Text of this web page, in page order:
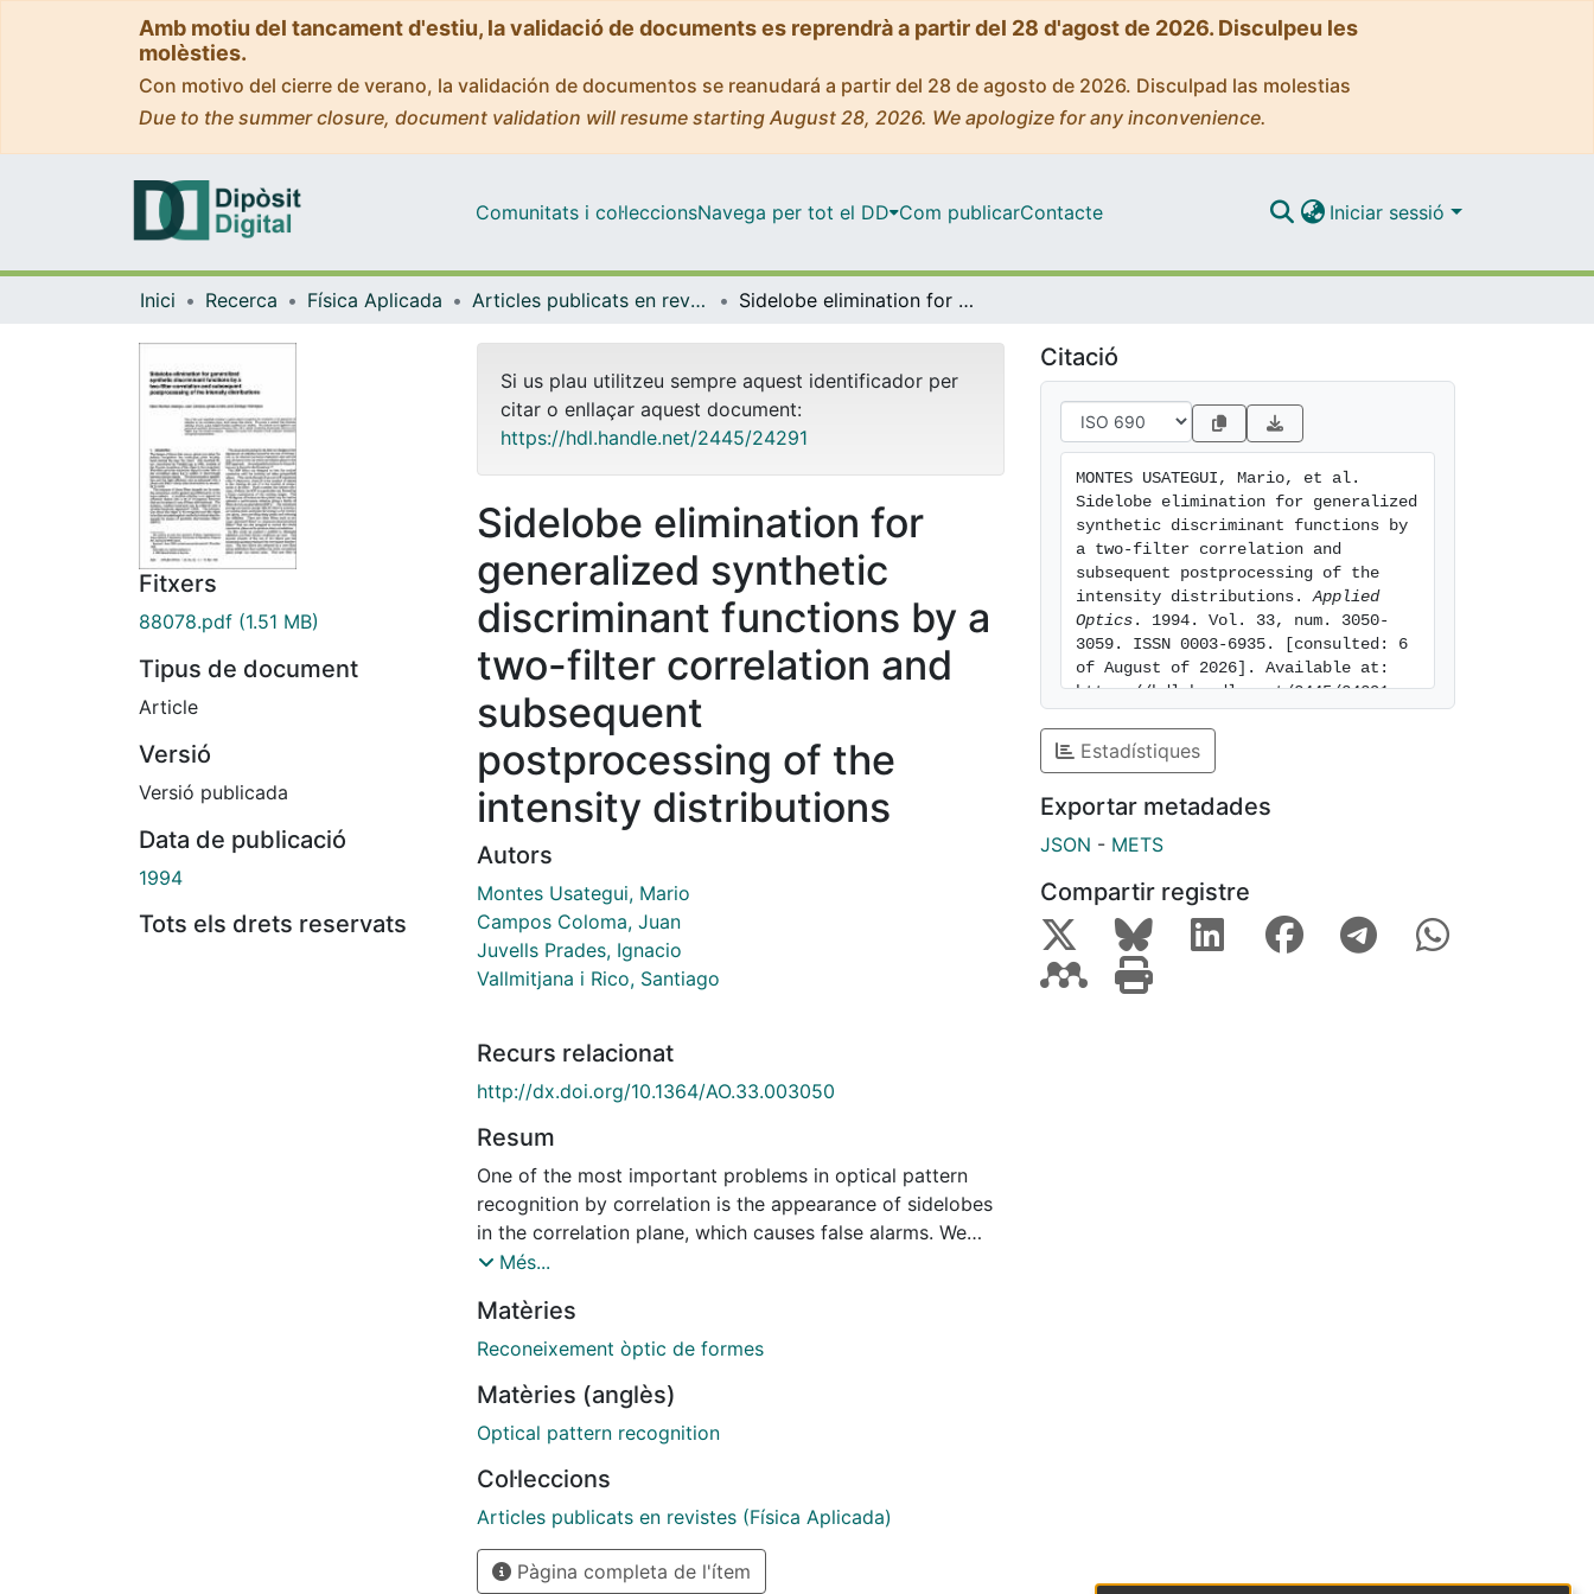
Amb motiu del tancament d'estiu, la validació de documents es reprendrà a partir del 28 d'agost de 2026. Disculpeu les
molèsties.
Con motivo del cierre de verano, la validación de documentos se reanudará a partir del 28 de agosto de 2026. Disculpad las molestias
Due to the summer closure, document validation will resume starting August 28, 2026. We apologize for any inconvenience.
Comunitats i col·leccionsNavega per tot el DD Com publicarContacte Iniciar sessió
Inici Recerca Física Aplicada Articles publicats en revistes (Física Aplicada) Sidelobe elimination for generalized synthetic discriminant functions by a two-filter correlation and subsequent postprocessing of the intensity distributions
Fitxers
88078.pdf (1.51 MB)
Tipus de document
Article
Versió
Versió publicada
Data de publicació
1994
Tots els drets reservats
Si us plau utilitzeu sempre aquest identificador per
citar o enllaçar aquest document:
https://hdl.handle.net/2445/24291
Sidelobe elimination for
generalized synthetic
discriminant functions by a
two-filter correlation and
subsequent
postprocessing of the
intensity distributions
Autors
Montes Usategui, Mario
Campos Coloma, Juan
Juvells Prades, Ignacio
Vallmitjana i Rico, Santiago
Recurs relacionat
http://dx.doi.org/10.1364/AO.33.003050
Resum
One of the most important problems in optical pattern
recognition by correlation is the appearance of sidelobes
in the correlation plane, which causes false alarms. We
present a method that eliminate sidelobes of up to a given
be applied to any generalized synthetic discriminant
function filter and is capable of rejecting lateral peaks
Satisfactory results were obtained in both computer
simulations and optical implementation.
Més...
Matèries
Reconeixement òptic de formes
Matèries (anglès)
Optical pattern recognition
Col·leccions
Articles publicats en revistes (Física Aplicada)
Pàgina completa de l'ítem
Citació
MONTES USATEGUI, Mario, et al.
Sidelobe elimination for generalized
synthetic discriminant functions by
a two-filter correlation and
subsequent postprocessing of the
intensity distributions. Applied
Optics . 1994. Vol. 33, num. 3050-
3059. ISSN 0003-6935. [consulted: 6
of August of 2026]. Available at:
https://hdl.handle.net/2445/24291
Estadístiques
Exportar metadades
JSON - METS
Compartir registre